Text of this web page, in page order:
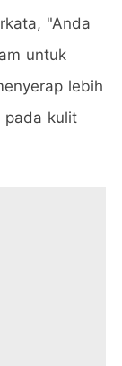
"Anda
untuk
lebih
pada kulit